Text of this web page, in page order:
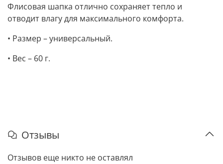
Флисовая шапка отлично сохраняет тепло и
отводит влагу для максимального комфорта.
• Размер – универсальный.
• Вес – 60 г.
Отзывы
Отзывов еще никто не оставлял